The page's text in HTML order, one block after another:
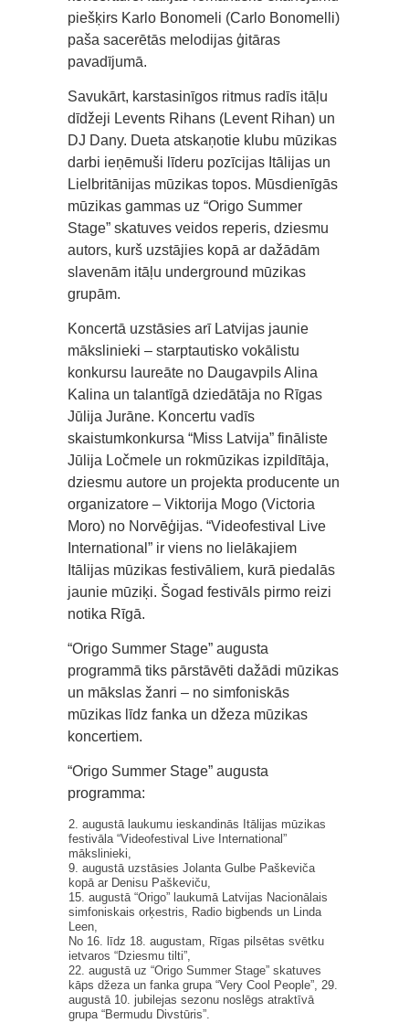
piešķirs Karlo Bonomeli (Carlo Bonomelli)
paša sacerētās melodijas ģitāras
pavadījumā.
Savukārt, karstasinīgos ritmus radīs itāļu
dīdžeji Levents Rihans (Levent Rihan) un
DJ Dany. Dueta atskaņotie klubu mūzikas
darbi ieņēmuši līderu pozīcijas Itālijas un
Lielbritānijas mūzikas topos. Mūsdienīgās
mūzikas gammas uz “Origo Summer
Stage” skatuves veidos reperis, dziesmu
autors, kurš uzstājies kopā ar dažādām
slavenām itāļu underground mūzikas
grupām.
Koncertā uzstāsies arī Latvijas jaunie
mākslinieki – starptautisko vokālistu
konkursu laureāte no Daugavpils Alina
Kalina un talantīgā dziedātāja no Rīgas
Jūlija Jurāne. Koncertu vadīs
skaistumkonkursa “Miss Latvija” fināliste
Jūlija Ločmele un rokmūzikas izpildītāja,
dziesmu autore un projekta producente un
organizatore – Viktorija Mogo (Victoria
Moro) no Norvēģijas. “Videofestival Live
International” ir viens no lielākajiem
Itālijas mūzikas festivāliem, kurā piedalās
jaunie mūziķi. Šogad festivāls pirmo reizi
notika Rīgā.
“Origo Summer Stage” augusta
programmā tiks pārstāvēti dažādi mūzikas
un mākslas žanri – no simfoniskās
mūzikas līdz fanka un džeza mūzikas
koncertiem.
“Origo Summer Stage” augusta
programma:
2. augustā laukumu ieskandinās Itālijas mūzikas
festivāla “Videofestival Live International”
mākslinieki,
9. augustā uzstāsies Jolanta Gulbe Paškeviča
kopā ar Denisu Paškeviču,
15. augustā “Origo” laukumā Latvijas Nacionālais
simfoniskais orķestris, Radio bigbends un Linda
Leen,
No 16. līdz 18. augustam, Rīgas pilsētas svētku
ietvaros “Dziesmu tilti”,
22. augustā uz “Origo Summer Stage” skatuves
kāps džeza un fanka grupa “Very Cool People”, 29.
augustā 10. jubilejas sezonu noslēgs atraktīvā
grupa “Bermudu Divstūris”.